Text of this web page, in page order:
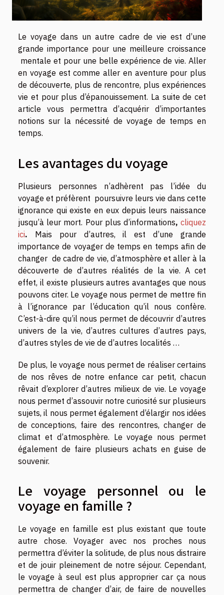
Le voyage dans un autre cadre de vie est d’une
grande importance pour une meilleure croissance
mentale et pour une belle expérience de vie. Aller
en voyage est comme aller en aventure pour plus
de découverte, plus de rencontre, plus expériences
vie et pour plus d’épanouissement. La suite de cet
article vous permettra d’acquérir d’importantes
notions sur la nécessité de voyage de temps en
temps.
Les avantages du voyage
Plusieurs personnes n’adhèrent pas l’idée du
voyage et préfèrent poursuivre leurs vie dans cette
ignorance qui existe en eux depuis leurs naissance
jusqu’à leur mort. Pour plus d’informations,cliquez
ici. Mais pour d’autres, il est d’une grande
importance de voyager de temps en temps afin de
changer de cadre de vie, d’atmosphère et aller à la
découverte de d’autres réalités de la vie. A cet
effet, il existe plusieurs autres avantages que nous
pouvons citer. Le voyage nous permet de mettre fin
à l’ignorance par l’éducation qu’il nous confère.
C’est-à-dire qu’il nous permet de découvrir d’autres
univers de la vie, d’autres cultures d’autres pays,
d’autres styles de vie de d’autres localités …
De plus, le voyage nous permet de réaliser certains
de nos rêves de notre enfance car petit, chacun
rêvait d’explorer d’autres milieux de vie. Le voyage
nous permet d’assouvir notre curiosité sur plusieurs
sujets, il nous permet également d’élargir nos idées
de conceptions, faire des rencontres, changer de
climat et d’atmosphère. Le voyage nous permet
également de faire plusieurs achats en guise de
souvenir.
Le voyage personnel ou le
voyage en famille ?
Le voyage en famille est plus existant que toute
autre chose. Voyager avec nos proches nous
permettra d’éviter la solitude, de plus nous distraire
et de jouir pleinement de notre séjour. Cependant,
le voyage à seul est plus approprier car ça nous
permettra de changer d’air, de faire de nouvelles